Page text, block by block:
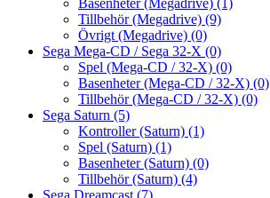
Basenheter (Megadrive) (1)
Tillbehör (Megadrive) (9)
Övrigt (Megadrive) (0)
Sega Mega-CD / Sega 32-X (0)
Spel (Mega-CD / 32-X) (0)
Basenheter (Mega-CD / 32-X) (0)
Tillbehör (Mega-CD / 32-X) (0)
Sega Saturn (5)
Kontroller (Saturn) (1)
Spel (Saturn) (1)
Basenheter (Saturn) (0)
Tillbehör (Saturn) (4)